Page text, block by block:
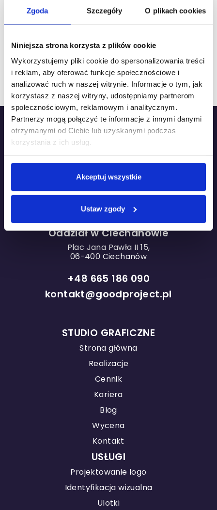
Zgoda Szczegóły O plikach cookies
Niniejsza strona korzysta z plików cookie
Wykorzystujemy pliki cookie do spersonalizowania treści
i reklam, aby oferować funkcje społecznościowe i
analizować ruch w naszej witrynie. Informacje o tym, jak
korzystasz z naszej witryny, udostępniamy partnerom
społecznościowym, reklamowym i analitycznym.
Partnerzy mogą połączyć te informacje z innymi danymi
otrzymanymi od Ciebie lub uzyskanymi podczas
korzystania z ich usług.
Akceptuj wszystkie
Ustaw zgody
Kliknij gwiazdkę, aby ocenić!
Jak dotąd brak ocen! Bądź pierwszą osobą, która
oceni tę stronę.
Oddział w Warszawie
ul. Grzybowska 87
00-844 Warszawa
Oddział w Ciechanowie
Plac Jana Pawła II 15,
06-400 Ciechanów
+48 665 186 090
kontakt@goodproject.pl
STUDIO GRAFICZNE
Strona główna
Realizacje
Cennik
Kariera
Blog
Wycena
Kontakt
USŁUGI
Projektowanie logo
Identyfikacja wizualna
Ulotki